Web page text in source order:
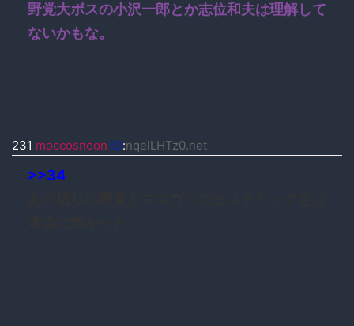
野党大ボスの小沢一郎とか志位和夫は理解して
ないかもな。
231 moccosnoon ID:nqelLHTz0.net
>>34